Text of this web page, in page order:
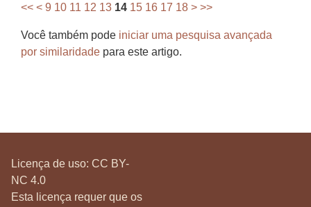
<< < 9 10 11 12 13 14 15 16 17 18 > >>
Você também pode iniciar uma pesquisa avançada
por similaridade para este artigo.
Licença de uso: CC BY-
NC 4.0
Esta licença requer que os